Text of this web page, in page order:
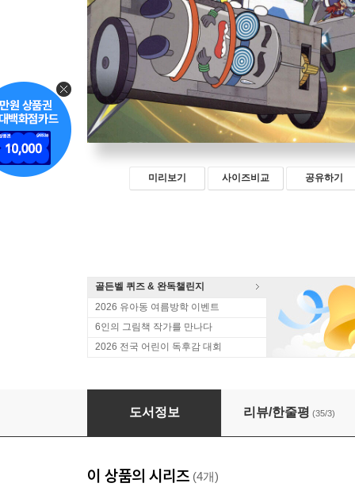
미리보기 사이즈비교 공유하기
골든벨 퀴즈 & 완독챌린지
2026 유아동 여름방학 이벤트
6인의 그림책 작가를 만나다
2026 전국 어린이 독후감 대회
일렉트론 영웅전 3
도서정보 리뷰/한줄평 (35/3)
이 상품의 시리즈 (4개)